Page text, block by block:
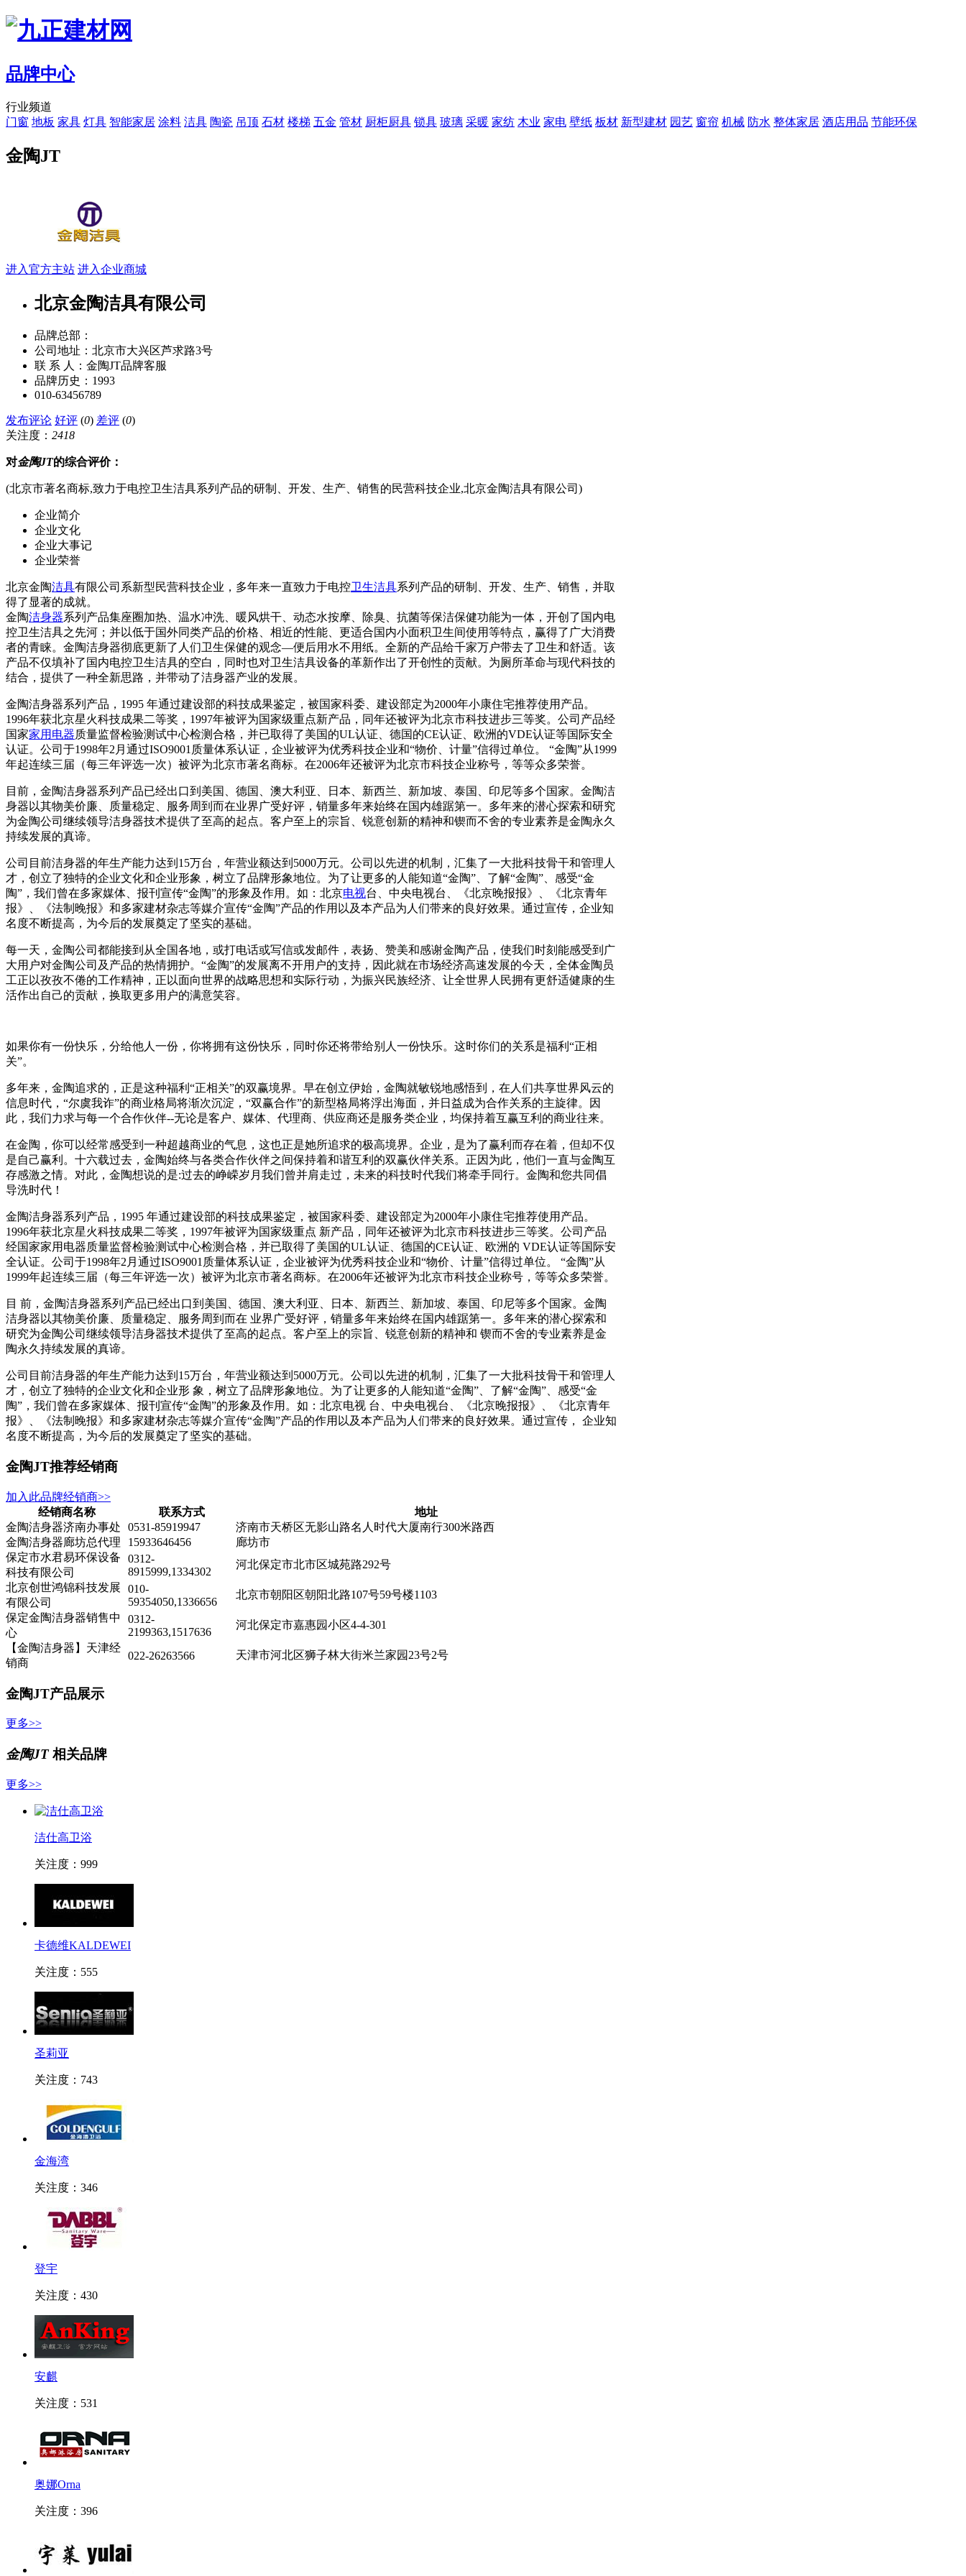
品牌中心
行业频道
门窗 地板 家具 灯具 智能家居 涂料 洁具 陶瓷 吊顶 石材 楼梯 五金 管材 厨柜厨具 锁具 玻璃 采暖 家纺 木业 家电 壁纸 板材 新型建材 园艺 窗帘 机械 防水 整体家居 酒店用品 节能环保
金陶JT
进入官方主站 进入企业商城
北京金陶洁具有限公司
品牌总部：
公司地址：北京市大兴区芦求路3号
联 系 人：金陶JT品牌客服
品牌历史：1993
010-63456789
发布评论 好评 (0) 差评 (0)
关注度： 2418
对金陶JT的综合评价：
(北京市著名商标,致力于电控卫生洁具系列产品的研制、开发、生产、销售的民营科技企业,北京金陶洁具有限公司)
企业简介
企业文化
企业大事记
企业荣誉
北京金陶洁具有限公司系新型民营科技企业，多年来一直致力于电控卫生洁具系列产品的研制、开发、生产、销售，并取
得了显著的成就。
金陶洁身器系列产品集座圈加热、温水冲洗、暖风烘干、动态水按摩、除臭、抗菌等保洁保健功能为一体，开创了国内电
控卫生洁具之先河；并以低于国外同类产品的价格、相近的性能、更适合国内小面积卫生间使用等特点，赢得了广大消费
者的青睐。金陶洁身器彻底更新了人们卫生保健的观念—便后用水不用纸。全新的产品给千家万户带去了卫生和舒适。该
产品不仅填补了国内电控卫生洁具的空白，同时也对卫生洁具设备的革新作出了开创性的贡献。为厕所革命与现代科技的
结合，提供了一种全新思路，并带动了洁身器产业的发展。
金陶洁身器系列产品，1995 年通过建设部的科技成果鉴定，被国家科委、建设部定为2000年小康住宅推荐使用产品。
1996年获北京星火科技成果二等奖，1997年被评为国家级重点新产品，同年还被评为北京市科技进步三等奖。公司产品经
国家家用电器质量监督检验测试中心检测合格，并已取得了美国的UL认证、德国的CE认证、欧洲的VDE认证等国际安全
认证。公司于1998年2月通过ISO9001质量体系认证，企业被评为优秀科技企业和“物价、计量”信得过单位。 “金陶”从1999
年起连续三届（每三年评选一次）被评为北京市著名商标。在2006年还被评为北京市科技企业称号，等等众多荣誉。
目前，金陶洁身器系列产品已经出口到美国、德国、澳大利亚、日本、新西兰、新加坡、泰国、印尼等多个国家。金陶洁
身器以其物美价廉、质量稳定、服务周到而在业界广受好评，销量多年来始终在国内雄踞第一。多年来的潜心探索和研究
为金陶公司继续领导洁身器技术提供了至高的起点。客户至上的宗旨、锐意创新的精神和锲而不舍的专业素养是金陶永久
持续发展的真谛。
公司目前洁身器的年生产能力达到15万台，年营业额达到5000万元。公司以先进的机制，汇集了一大批科技骨干和管理人
才，创立了独特的企业文化和企业形象，树立了品牌形象地位。为了让更多的人能知道“金陶”、了解“金陶”、感受“金
陶”，我们曾在多家媒体、报刊宣传“金陶”的形象及作用。如：北京电视台、中央电视台、《北京晚报报》、《北京青年
报》、《法制晚报》和多家建材杂志等媒介宣传“金陶”产品的作用以及本产品为人们带来的良好效果。通过宣传，企业知
名度不断提高，为今后的发展奠定了坚实的基础。
每一天，金陶公司都能接到从全国各地，或打电话或写信或发邮件，表扬、赞美和感谢金陶产品，使我们时刻能感受到广
大用户对金陶公司及产品的热情拥护。“金陶”的发展离不开用户的支持，因此就在市场经济高速发展的今天，全体金陶员
工正以孜孜不倦的工作精神，正以面向世界的战略思想和实际行动，为振兴民族经济、让全世界人民拥有更舒适健康的生
活作出自己的贡献，换取更多用户的满意笑容。
如果你有一份快乐，分给他人一份，你将拥有这份快乐，同时你还将带给别人一份快乐。这时你们的关系是福利“正相
关”。
多年来，金陶追求的，正是这种福利“正相关”的双赢境界。早在创立伊始，金陶就敏锐地感悟到，在人们共享世界风云的
信息时代，“尔虞我诈”的商业格局将渐次沉淀，“双赢合作”的新型格局将浮出海面，并日益成为合作关系的主旋律。因
此，我们力求与每一个合作伙伴--无论是客户、媒体、代理商、供应商还是服务类企业，均保持着互赢互利的商业往来。
在金陶，你可以经常感受到一种超越商业的气息，这也正是她所追求的极高境界。企业，是为了赢利而存在着，但却不仅
是自己赢利。十六载过去，金陶始终与各类合作伙伴之间保持着和谐互利的双赢伙伴关系。正因为此，他们一直与金陶互
存感激之情。对此，金陶想说的是:过去的峥嵘岁月我们曾并肩走过，未来的科技时代我们将牵手同行。金陶和您共同倡
导洗时代！
金陶洁身器系列产品，1995 年通过建设部的科技成果鉴定，被国家科委、建设部定为2000年小康住宅推荐使用产品。
1996年获北京星火科技成果二等奖，1997年被评为国家级重点 新产品，同年还被评为北京市科技进步三等奖。公司产品
经国家家用电器质量监督检验测试中心检测合格，并已取得了美国的UL认证、德国的CE认证、欧洲的 VDE认证等国际安
全认证。公司于1998年2月通过ISO9001质量体系认证，企业被评为优秀科技企业和“物价、计量”信得过单位。 “金陶”从
1999年起连续三届（每三年评选一次）被评为北京市著名商标。在2006年还被评为北京市科技企业称号，等等众多荣誉。
目 前，金陶洁身器系列产品已经出口到美国、德国、澳大利亚、日本、新西兰、新加坡、泰国、印尼等多个国家。金陶
洁身器以其物美价廉、质量稳定、服务周到而在 业界广受好评，销量多年来始终在国内雄踞第一。多年来的潜心探索和
研究为金陶公司继续领导洁身器技术提供了至高的起点。客户至上的宗旨、锐意创新的精神和 锲而不舍的专业素养是金
陶永久持续发展的真谛。
公司目前洁身器的年生产能力达到15万台，年营业额达到5000万元。公司以先进的机制，汇集了一大批科技骨干和管理人
才，创立了独特的企业文化和企业形 象，树立了品牌形象地位。为了让更多的人能知道“金陶”、了解“金陶”、感受“金
陶”，我们曾在多家媒体、报刊宣传“金陶”的形象及作用。如：北京电视 台、中央电视台、《北京晚报报》、《北京青年
报》、《法制晚报》和多家建材杂志等媒介宣传“金陶”产品的作用以及本产品为人们带来的良好效果。通过宣传， 企业知
名度不断提高，为今后的发展奠定了坚实的基础。
金陶JT推荐经销商
加入此品牌经销商>>
经销商名称
联系方式
地址
金陶洁身器济南办事处
0531-85919947
济南市天桥区无影山路名人时代大厦南行300米路西
金陶洁身器廊坊总代理
15933646456
廊坊市
保定市水君易环保设备
科技有限公司
0312-
8915999,1334302
河北保定市北市区城苑路292号
北京创世鸿锦科技发展
有限公司
010-
59354050,1336656
北京市朝阳区朝阳北路107号59号楼1103
保定金陶洁身器销售中
心
0312-
2199363,1517636
河北保定市嘉惠园小区4-4-301
【金陶洁身器】天津经
销商
022-26263566 天津市河北区狮子林大街米兰家园23号2号
金陶JT产品展示
更多>>
金陶JT相关品牌
更多>>
洁仕高卫浴
关注度：999
卡德维KALDEWEI
关注度：555
圣莉亚
关注度：743
金海湾
关注度：346
登宇
关注度：430
安麒
关注度：531
奥娜Orna
关注度：396